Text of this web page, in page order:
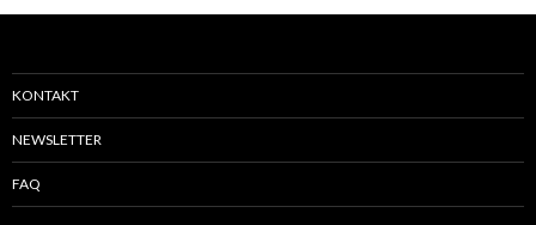
KONTAKT
NEWSLETTER
FAQ